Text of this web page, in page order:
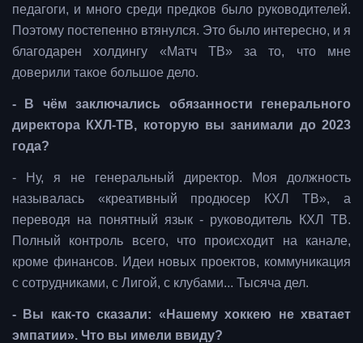
педагоги, и много среди предков было руководителей.
Поэтому постепенно втянулся. Это было интересно, и я
благодарен холдингу «Матч ТВ» за то, что мне
доверили такое большое дело.
- В чём заключались обязанности генерального
директора КХЛ-ТВ, которую вы занимали до 2023
года?
- Ну, я не генеральный директор. Моя должность
называлась «креативный продюсер КХЛ ТВ», а
переводя на понятный язык - руководитель КХЛ ТВ.
Полный контроль всего, что происходит на канале,
кроме финансов. Идеи новых проектов, коммуникация
с сотрудниками, с Лигой, с клубами... Тысяча дел.
- Вы как-то сказали: «Нашему хоккею не хватает
эмпатии». Что вы имели ввиду?